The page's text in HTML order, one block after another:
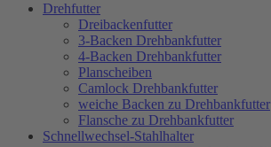
Drehfutter
Dreibackenfutter
3-Backen Drehbankfutter
4-Backen Drehbankfutter
Planscheiben
Camlock Drehbankfutter
weiche Backen zu Drehbankfutter
Flansche zu Drehbankfutter
Schnellwechsel-Stahlhalter